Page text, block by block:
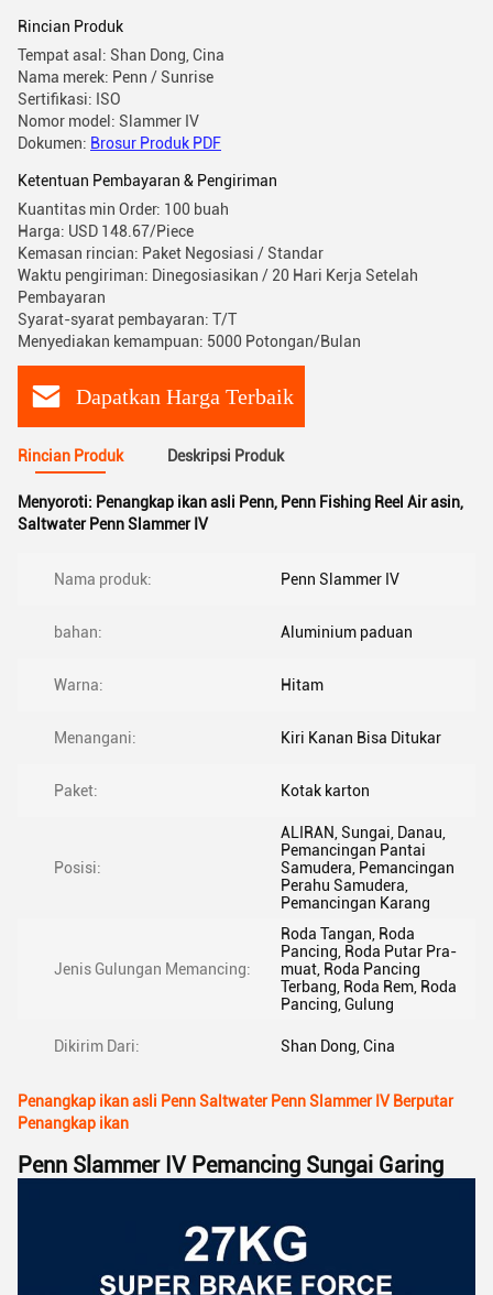
Rincian Produk
Tempat asal: Shan Dong, Cina
Nama merek: Penn / Sunrise
Sertifikasi: ISO
Nomor model: Slammer IV
Dokumen: Brosur Produk PDF
Ketentuan Pembayaran & Pengiriman
Kuantitas min Order: 100 buah
Harga: USD 148.67/Piece
Kemasan rincian: Paket Negosiasi / Standar
Waktu pengiriman: Dinegosiasikan / 20 Hari Kerja Setelah
Pembayaran
Syarat-syarat pembayaran: T/T
Menyediakan kemampuan: 5000 Potongan/Bulan
Dapatkan Harga Terbaik
Rincian Produk Deskripsi Produk
Menyoroti: Penangkap ikan asli Penn, Penn Fishing Reel Air asin,
Saltwater Penn Slammer IV
Nama produk: Penn Slammer IV
bahan: Aluminium paduan
Warna: Hitam
Menangani: Kiri Kanan Bisa Ditukar
Paket: Kotak karton
Posisi:
ALIRAN, Sungai, Danau,
Pemancingan Pantai
Samudera, Pemancingan
Perahu Samudera,
Pemancingan Karang
Jenis Gulungan Memancing:
Roda Tangan, Roda
Pancing, Roda Putar Pra-
muat, Roda Pancing
Terbang, Roda Rem, Roda
Pancing, Gulung
Dikirim Dari: Shan Dong, Cina
Penangkap ikan asli Penn Saltwater Penn Slammer IV Berputar
Penangkap ikan
Penn Slammer IV Pemancing Sungai Garing